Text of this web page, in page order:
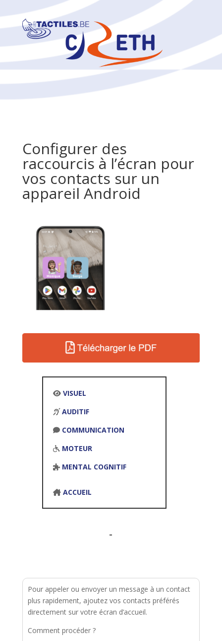
Configurer des
raccourcis à l’écran pour
vos contacts sur un
appareil Android
VISUEL
AUDITIF
COMMUNICATION
MOTEUR
MENTAL COGNITIF
ACCUEIL
-
Pour appeler ou envoyer un message à un contact
plus rapidement, ajoutez vos contacts préférés
directement sur votre écran d’accueil.
Comment procéder ?